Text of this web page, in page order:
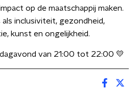
op de maatschappij maken.
inclusiviteit, gezondheid,
kunst en ongelijkheid.
van 21:00 tot 22:00 💛